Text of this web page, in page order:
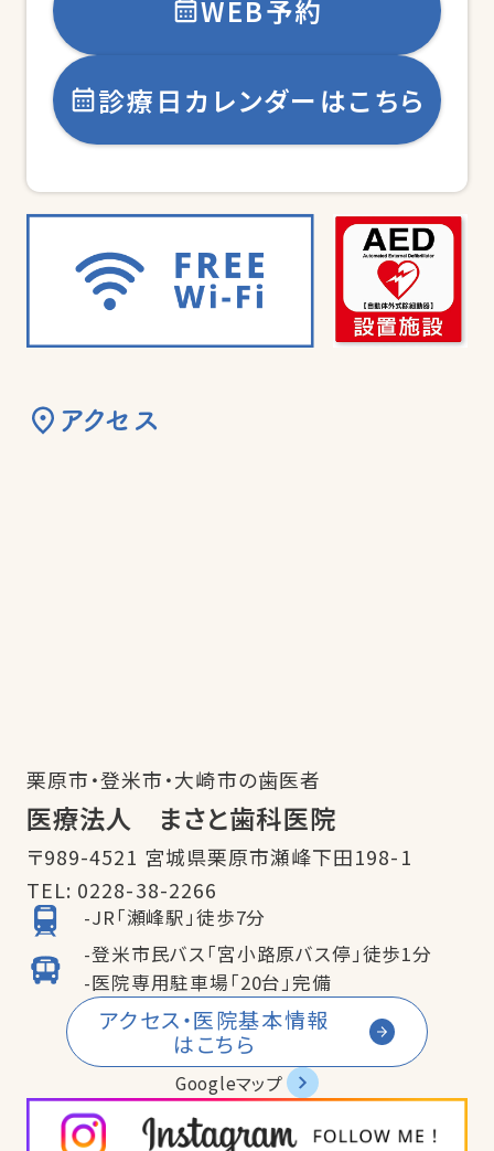
WEB予約
診療日カレンダーはこちら
アクセス
栗原市・登米市・大崎市の歯医者
医療法人 まさと歯科医院
〒989-4521 宮城県栗原市瀬峰下田198-1
TEL: 0228-38-2266
-JR「瀬峰駅」徒歩7分
-登米市民バス「宮小路原バス停」徒歩1分
-医院専用駐車場「20台」完備
アクセス・医院基本情報
はこちら
Googleマップ